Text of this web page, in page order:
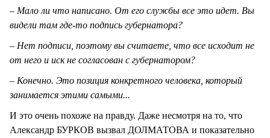
– Мало ли что написано. От его службы все это идет. Вы
видели там где-то подпись губернатора?
– Нет подписи, поэтому вы считаете, что все исходит не
от него и иск не согласован с губернатором?
– Конечно. Это позиция конкретного человека, который
занимается этими самыми...
И это очень похоже на правду. Даже несмотря на то, что
Александр БУРКОВ вызвал ДОЛМАТОВА и показательно